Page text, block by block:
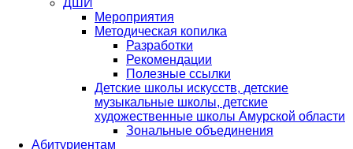
ДШИ
Мероприятия
Методическая копилка
Разработки
Рекомендации
Полезные ссылки
Детские школы искусств, детские
музыкальные школы, детские
художественные школы Амурской области
Зональные объединения
Абитуриентам